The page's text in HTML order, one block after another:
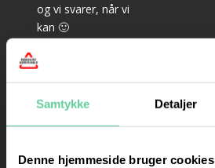
Samtykke Detaljer
Denne hjemmeside bruger cookies
og vi svarer, når vi
kan 🙂
Teoriundervisning
onsdag og
torsdag kl. 18.15 –
– Prøveteori til bil: